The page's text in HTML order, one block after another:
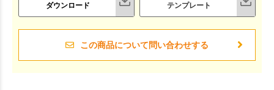
ダウンロード
テンプレート
この商品について問い合わせする